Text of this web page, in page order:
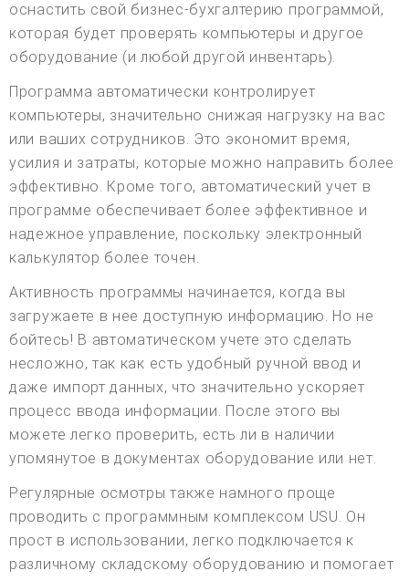
оснастить свой бизнес-бухгалтерию программой,
которая будет проверять компьютеры и другое
оборудование (и любой другой инвентарь).
Программа автоматически контролирует
компьютеры, значительно снижая нагрузку на вас
или ваших сотрудников. Это экономит время,
усилия и затраты, которые можно направить более
эффективно. Кроме того, автоматический учет в
программе обеспечивает более эффективное и
надежное управление, поскольку электронный
калькулятор более точен.
Активность программы начинается, когда вы
загружаете в нее доступную информацию. Но не
бойтесь! В автоматическом учете это сделать
несложно, так как есть удобный ручной ввод и
даже импорт данных, что значительно ускоряет
процесс ввода информации. После этого вы
можете легко проверить, есть ли в наличии
упомянутое в документах оборудование или нет.
Регулярные осмотры также намного проще
проводить с программным комплексом USU. Он
прост в использовании, легко подключается к
различному складскому оборудованию и помогает